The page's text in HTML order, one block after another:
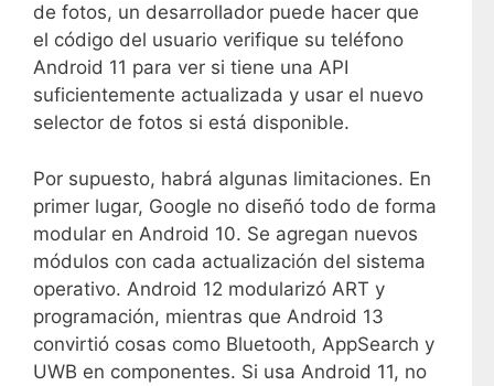
de fotos, un desarrollador puede hacer que
el código del usuario verifique su teléfono
Android 11 para ver si tiene una API
suficientemente actualizada y usar el nuevo
selector de fotos si está disponible.
Por supuesto, habrá algunas limitaciones. En
primer lugar, Google no diseñó todo de forma
modular en Android 10. Se agregan nuevos
módulos con cada actualización del sistema
operativo. Android 12 modularizó ART y
programación, mientras que Android 13
convirtió cosas como Bluetooth, AppSearch y
UWB en componentes. Si usa Android 11, no